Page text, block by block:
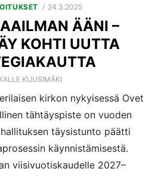
POSTED
24.3.2025
ÄÄNI –
KOHTI UUTTA
KUUSIMÄKI
kirkon nykyisessä Ovet
tähtäyspiste on vuoden
täysistunto päätti
käynnistämisestä.
viisivuotiskaudelle 2027–